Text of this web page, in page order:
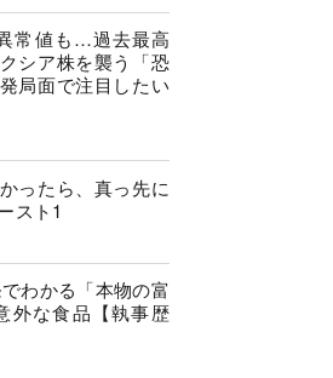
常値も…過去最高
シア株を襲う「恐
局面で注目したい
ったら、真っ先に
スト1
わかる「本物の富
外な食品【執事歴